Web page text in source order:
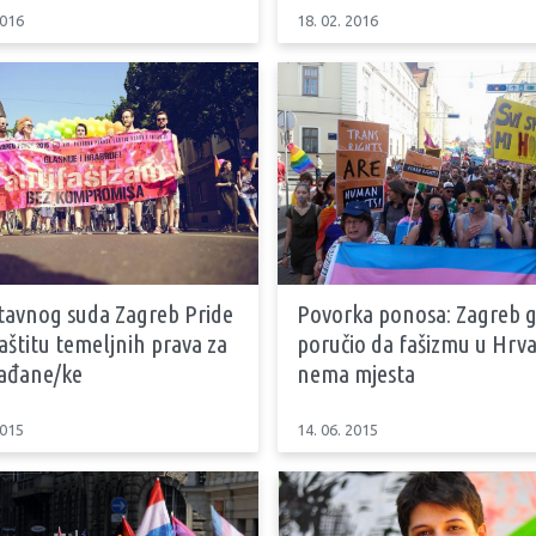
18. 02. 2016
suda Zagreb Pride
temeljnih prava za
ke
Povorka ponosa: Zagreb
poručio da fašizmu u
nema mjesta
14. 06. 2015